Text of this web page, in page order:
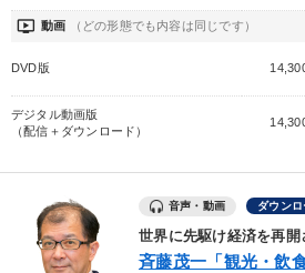
《強い財務を実践する経営者》講話４選
井上和弘の財務力UP 「儲けの本質
企業戦略に学ぶ
最新技術・トレンド 数字・税務・決
最新刊・戦略参謀ChatGPT実戦法と中
ondemand_video 動画 （どの形態でも内容は同じです）
DVD版
デジタル動画版
（配信＋ダウンロード）
音声・動画 ダウン
世界に先駆け経済を再開
斉藤茂一「観光・飲